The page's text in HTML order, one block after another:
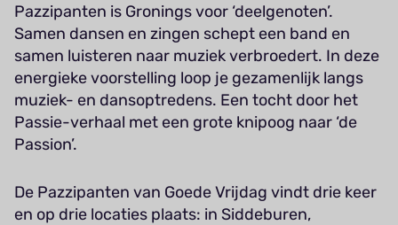
Pazzipanten is Gronings voor ‘deelgenoten’.
Samen dansen en zingen schept een band en
samen luisteren naar muziek verbroedert. In deze
energieke voorstelling loop je gezamenlijk langs
muziek- en dansoptredens. Een tocht door het
Passie-verhaal met een grote knipoog naar ‘de
Passion’.
De Pazzipanten van Goede Vrijdag vindt drie keer
en op drie locaties plaats: in Siddeburen,